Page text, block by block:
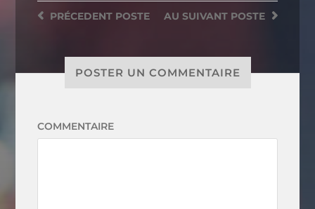
AU SUIVANT POSTE
PRÉCEDENTPOSTE
POSTER UN COMMENTAIRE
COMMENTAIRE